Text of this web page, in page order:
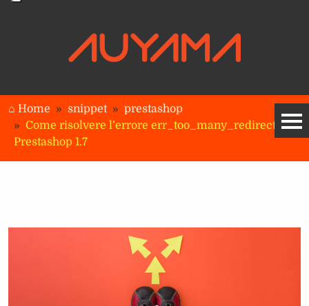
⌂ Home snippet
prestashop
Come risolvere l’errore err_too_many_redirects in
Prestashop 1.7